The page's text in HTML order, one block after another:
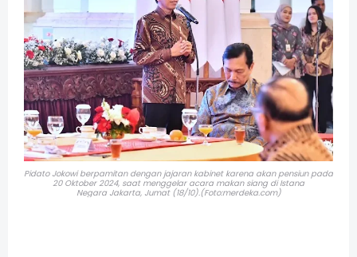
Pidato Jokowi berpamitan dengan jajaran kabinet karena akan pensiun pada
20 Oktober 2024, saat menggelar acara makan siang di Istana
Negara Jakarta, Jumat (18/10).(Foto:merdeka.com)